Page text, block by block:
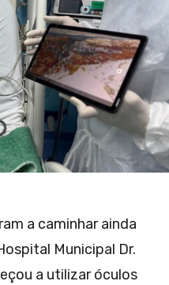
a caminhar ainda
Municipal Dr.
a utilizar óculos